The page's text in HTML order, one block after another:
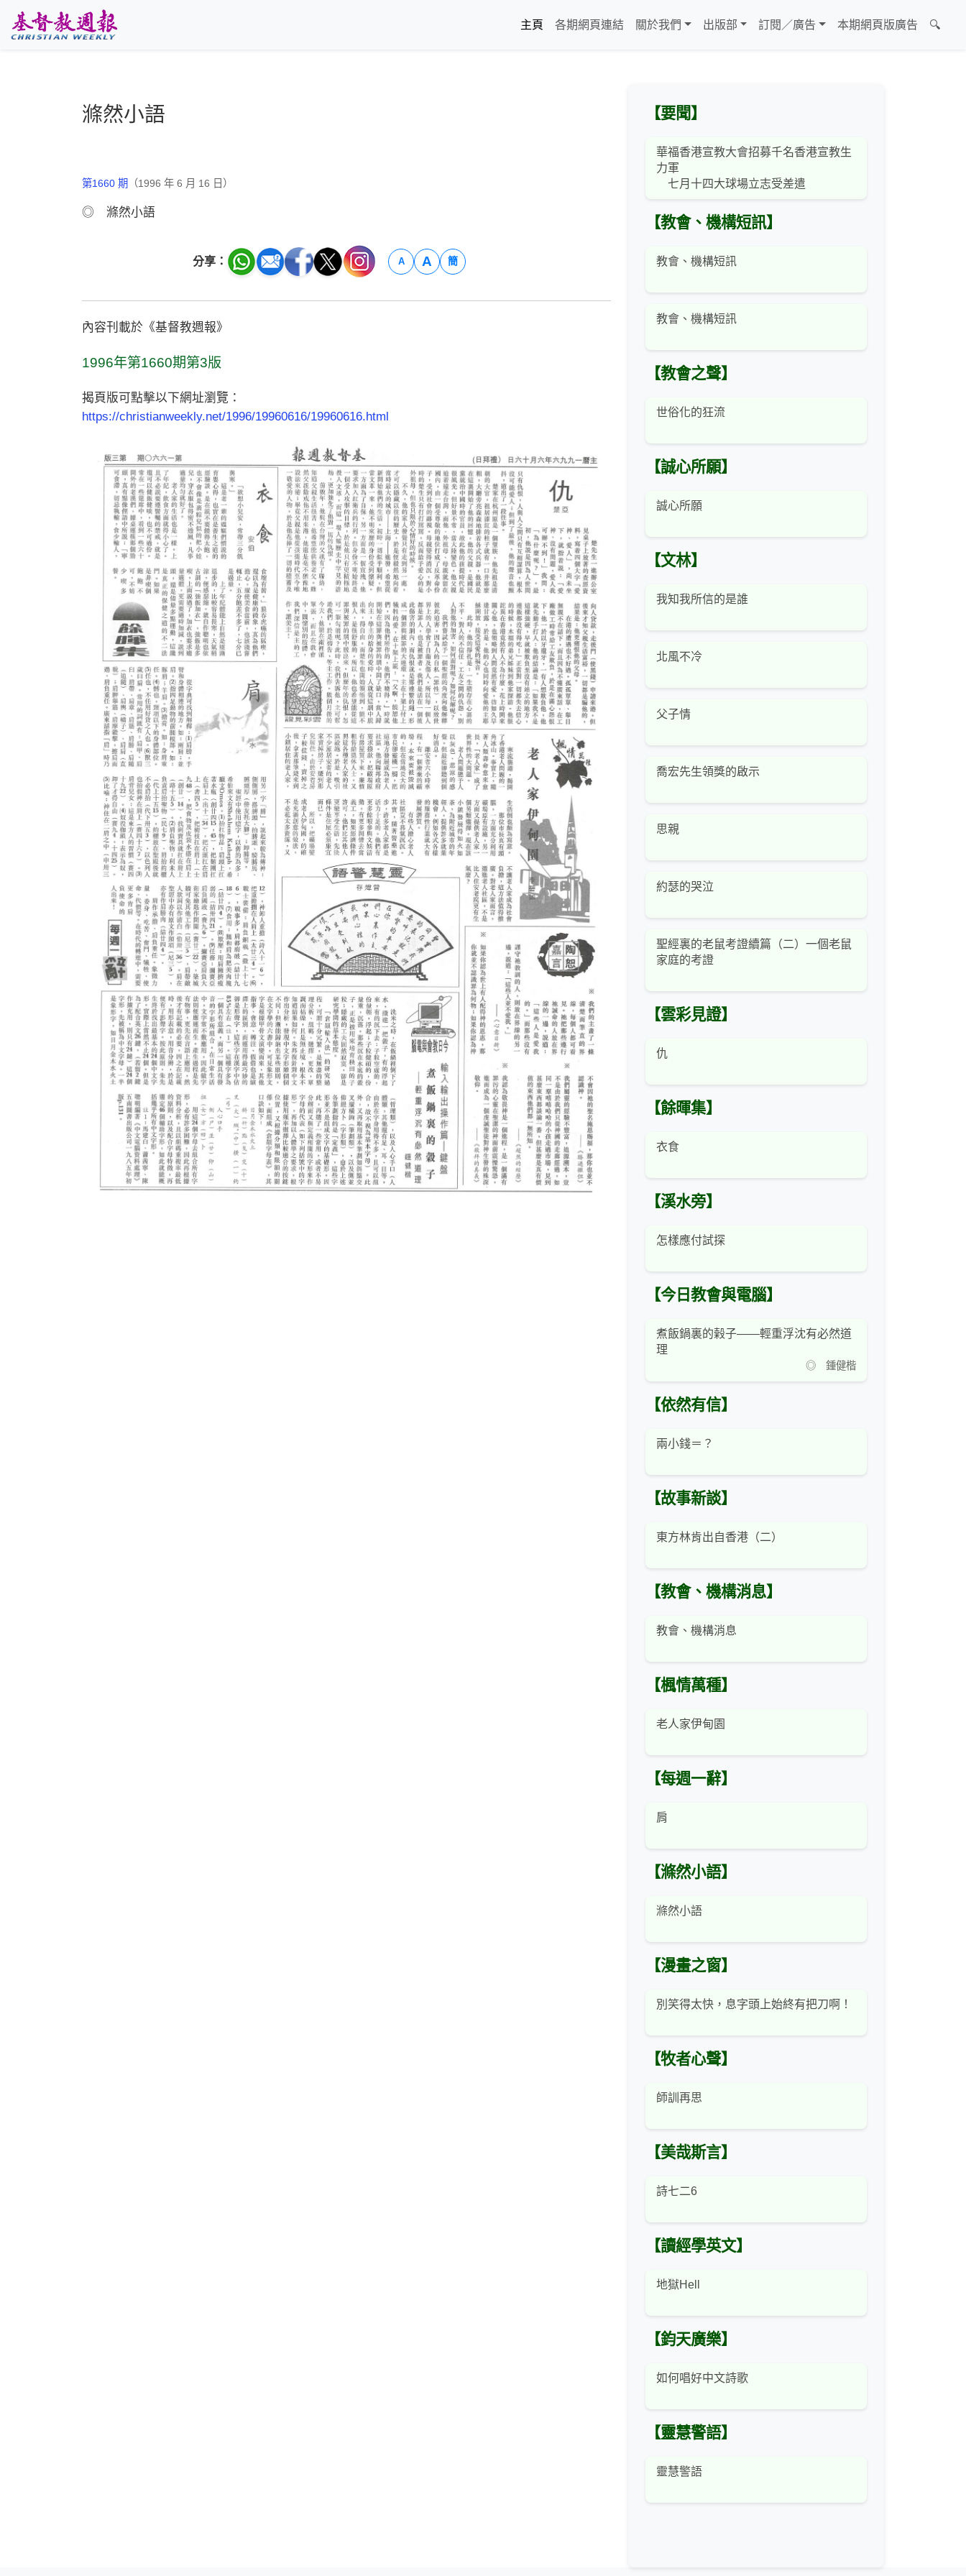
主頁
各期網頁連結 關於我們 出版部 訂閱／廣告 本期網頁版廣告 🔍
滌然小語
第1660 期 （1996 年 6 月 16 日）
◎ 滌然小語
分享： A A 簡
內容刊載於《基督教週報》
1996年第1660期第3版
揭頁版可點擊以下網址瀏覽：
https://christianweekly.net/1996/19960616/19960616.html
【要聞】
華福香港宣教大會招募千名香港宣教生
力軍
七月十四大球場立志受差遣
【教會、機構短訊】
教會、機構短訊
教會、機構短訊
【教會之聲】
世俗化的狂流
【誠心所願】
誠心所願
【文林】
我知我所信的是誰
北風不冷
父子情
喬宏先生領獎的啟示
思親
約瑟的哭泣
聖經裏的老鼠考證續篇（二）一個老鼠
家庭的考證
【雲彩見證】
仇
【餘暉集】
衣食
【溪水旁】
怎樣應付試探
【今日教會與電腦】
煮飯鍋裏的榖子——輕重浮沈有必然道
理
◎ 鍾健楷
【依然有信】
兩小錢＝？
【故事新談】
東方林肯出自香港（二）
【教會、機構消息】
教會、機構消息
【楓情萬種】
老人家伊甸園
【每週一辭】
肩
【滌然小語】
滌然小語
【漫畫之窗】
別笑得太快，息字頭上始終有把刀啊！
【牧者心聲】
師訓再思
【美哉斯言】
詩七二6
【讀經學英文】
地獄Hell
【鈞天廣樂】
如何唱好中文詩歌
【靈慧警語】
靈慧警語